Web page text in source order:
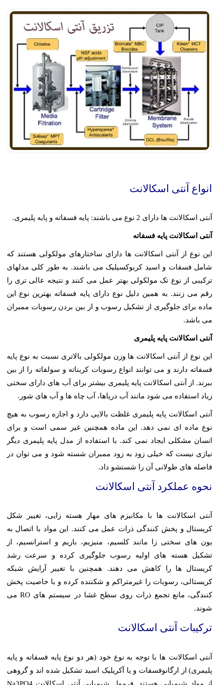
انواع آنتی اسکالانت
آنتی اسکالانت ها دارای 2 نوع می باشند: پایه فسفاته و پایه پلیمری.
آنتی اسکالانت پایه فسفاته
این نوع از آنتی اسکالانت ها دارای ساختارهای مولکولی هستند که
شامل فسفات و اسید کربوکسیلیک می باشند. به طور کلی مدلهای
ترکیبی از نوع تک مولکولی بهتر عمل می کنند و نتیجه عالی تری را
رقم می زنند. به همین دلیل نوع دارای پایه فسفاته بهترین نوع این
ماده برای جلوگیری از تشکیل رسوب و از بین بردن رسوبات ممبران
می باشد.
آنتی اسکالانت پایه پلیمری
این نوع از آنتی اسکالانت ها وزن مولکولی بالاتری نسبت به نوع پایه
فسفاته دارند و می توانند انواع رسوبات کربناته و سولفاته را از بین
ببرند. از آنتی اسکالانت پایه پلیمری بیشتر برای آب های دارای سختی
زیاد استفاده می شود مانند آب دریاها، آب چاه ها و آب های شور.
آنتی اسکالانت پایه پلیمری غلظت بالایی دارد و اجازه رسوب به هیچ
نوع ماده ای نمی دهد. این ماده همچنین غیر سمی است و برای
انسان مشکلی ایجاد نمی کند. با استفاده از مدل پایه پلیمری دیگر
نیازی نیست که خیلی زود به زود ممبران شسته شود و می توان در
فاصله های طولانی آن را شستشو داد.
نحوه عملکرد آنتی اسکالانت
آنتی اسکالانت ها با مکانیزم های مهار هسته زایی، تغییر شکل
کریستال و پخش کنندگی ذرات عمل می کنند. این مواد با اتصال به
یون های سختی زا مانند کلسیم، منیزیم، باریم و استرانسیم، از
تشکیل هسته های اولیه رسوب جلوگیری کرده و سرعت رشد
کریستال ها را کاهش می دهند. همچنین با تغییر آرایش شبکه
کریستالی، رسوبات را غیرمتراکم و شکننده کرده و با خاصیت پخش
کنندگی، مانع تجمع ذرات روی سطح غشا در سیستم های RO می
شوند.
ترکیبات آنتی اسکالانت
آنتی اسکالانت ها با توجه به نوع خود (هر دو نوع پایه فسفاته و پایه
پلیمری) از ارگانوفسفات و یا آکریلیک اسید تشکیل شده اند و گروهی
از مواد شیمیایی هستند. فرمول شیمیایی آنتی اسکالانت Na3PO4